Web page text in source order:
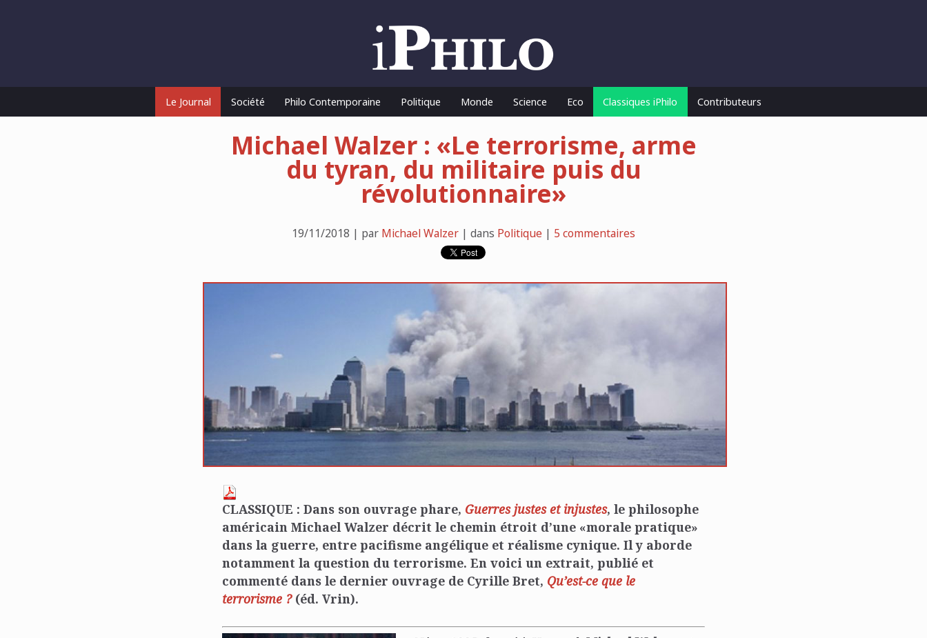
Le Journal Société Philo Contemporaine Politique Monde Science Eco Classiques iPhilo Contributeurs
Michael Walzer : «Le terrorisme, arme
du tyran, du militaire puis du
révolutionnaire»
19/11/2018 | par Michael Walzer | dans Politique | 5 commentaires
CLASSIQUE : Dans son ouvrage phare, Guerres justes et injustes, le philosophe
américain Michael Walzer décrit le chemin étroit d’une «morale pratique»
dans la guerre, entre pacifisme angélique et réalisme cynique. Il y aborde
notamment la question du terrorisme. En voici un extrait, publié et
commenté dans le dernier ouvrage de Cyrille Bret, Qu’est-ce que le
terrorisme ? (éd. Vrin).